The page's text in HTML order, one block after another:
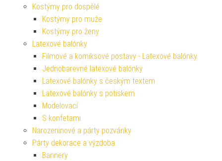
Kostýmy pro dospělé
Kostýmy pro muže
Kostýmy pro ženy
Latexové balónky
Filmové a komiksové postavy - Latexové balónky
Jednobarevné latexové balónky
Latexové balónky s českým textem
Latexové balónky s potiskem
Modelovací
S konfetami
Narozeninové a párty pozvánky
Párty dekorace a výzdoba
Bannery